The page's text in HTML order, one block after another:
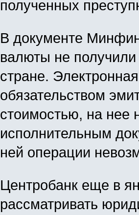
полученных
В документе
валюты не получили
стране.
обязательством
стоимостью, на нее
исполнительным
ней операции
Центробанк еще в
рассматривать